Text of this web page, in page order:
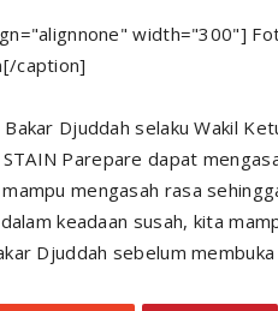
width="300"]
caption]
Djuddah selaku Wakil
Parepare dapat
mengasah rasa
keadaan susah, kita
Djuddah sebelum